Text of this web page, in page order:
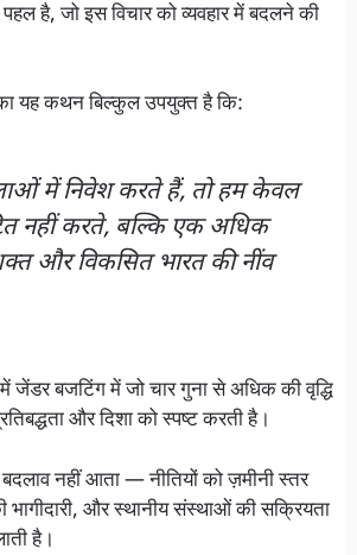
है, जो इस विचार को व्यवहार में बदलने की
का यह कथन बिल्कुल उपयुक्त है कि:
में निवेश करते हैं, तो हम केवल
नहीं करते, बल्कि एक अधिक
और विकसित भारत की नींव
में जेंडर बजटिंग में जो चार गुना से अधिक की वृद्धि
और दिशा को स्पष्ट करती है।
नहीं आता — नीतियों को ज़मीनी स्तर
और स्थानीय संस्थाओं की सक्रियता
है।